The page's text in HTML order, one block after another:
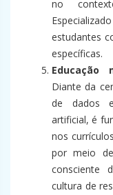
no
estudantes
específicas.
Educação
Diante da
de dados
artificial, é
nos
por meio
consciente
cultura de